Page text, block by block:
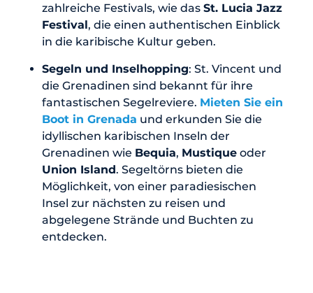
zahlreiche Festivals, wie das St. Lucia Jazz
Festival, die einen authentischen Einblick
in die karibische Kultur geben.
Segeln und Inselhopping: St. Vincent und
die Grenadinen sind bekannt für ihre
fantastischen Segelreviere. Mieten Sie ein
Boot in Grenada und erkunden Sie die
idyllischen karibischen Inseln der
Grenadinen wie Bequia, Mustique oder
Union Island. Segeltörns bieten die
Möglichkeit, von einer paradiesischen
Insel zur nächsten zu reisen und
abgelegene Strände und Buchten zu
entdecken.